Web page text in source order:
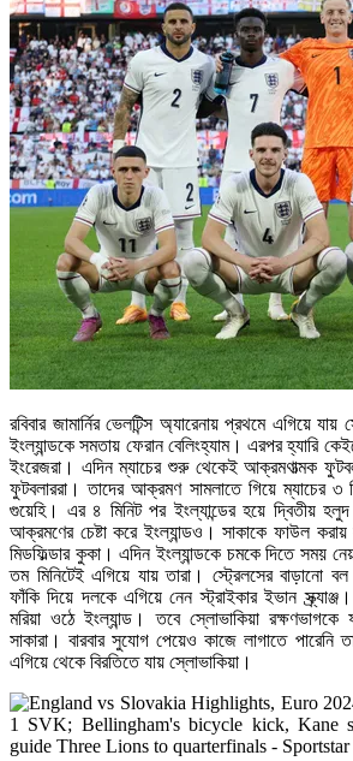
রবিবার জামার্নির ভেলটিন্স অ্যারেনায় প্রথমে এগিয়ে
ইংল্যান্ডকে সমতায় ফেরান বেলিংহ্যাম। এরপর হ্যারি
ইংরেজরা। এদিন ম্যাচের শুরু থেকেই আক্রমণাত্মক
ফুটবলাররা। তাদের আক্রমণ সামলাতে গিয়ে ম্যাচের ৩
গুয়েহি। এর ৪ মিনিট পর ইংল্যান্ডের হয়ে দ্বিতীয় হলুদ
আক্রমণের চেষ্টা করে ইংল্যান্ডও। সাকাকে ফাউল করায়
মিডফিল্ডার কুকা। এদিন ইংল্যান্ডকে চমকে দিতে সময়
তম মিনিটেই এগিয়ে যায় তারা। স্ট্রেলসের বাড়ানো
ফাঁকি দিয়ে দলকে এগিয়ে নেন স্ট্রাইকার ইভান
মরিয়া ওঠে ইংল্যান্ড। তবে স্লোভাকিয়া রক্ষণভাগকে
সাকারা। বারবার সুযোগ পেয়েও কাজে লাগাতে
এগিয়ে থেকে বিরতিতে যায় স্লোভাকিয়া।